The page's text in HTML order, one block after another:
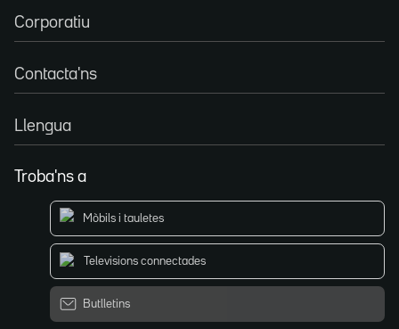
Corporatiu
Contacta'ns
Llengua
Troba'ns a
Mòbils i tauletes
Televisions connectades
Butlletins